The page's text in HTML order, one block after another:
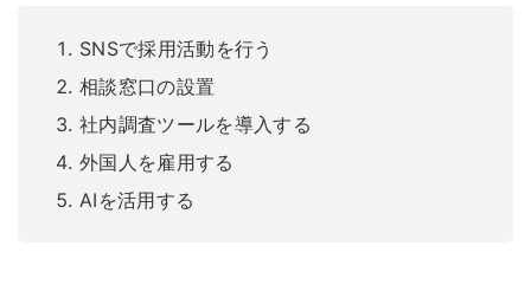
SNSで採用活動を行う
相談窓口の設置
社内調査ツールを導入する
外国人を雇用する
AIを活用する